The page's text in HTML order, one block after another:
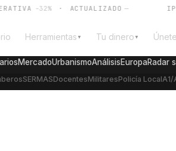
-32% · ACTUALIZADO — —
Herramientas ▼ Tu dinero ▼
MercadoUrbanismoAnálisisEuropaRadar
SERMASDocentesMilitaresPolicía LocalA1/